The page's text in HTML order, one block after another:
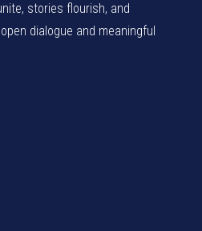
stories flourish, and
dialogue and meaningful